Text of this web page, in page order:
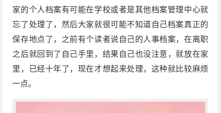
家的个人档案有可能在学校或者是其他档案管理中心就
忘了处理了，然后大家就很可能不知道自己档案真正的
保存地点了，之前有个读者说自己的人事档案，在离职
之后就回到了自己手里，结果自己也没注意，就放在家
里，已经十年了，现在才想起来处理，这种就比较麻烦
一点。